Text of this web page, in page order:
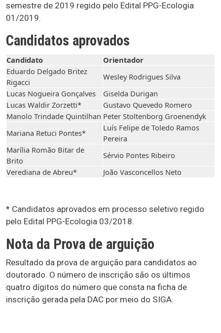
semestre de 2019 regido pelo Edital PPG-Ecologia
01/2019.
Candidatos aprovados
Candidato
Orientador
Eduardo Delgado Britez
Rigacci
Wesley Rodrigues Silva
Lucas Nogueira Gonçalves
Giselda Durigan
Lucas Waldir Zorzetti*
Gustavo Quevedo Romero
Manolo Trindade Quintilhan Peter Stoltenborg Groenendyk
Mariana Retuci Pontes*
Luís Felipe de Toledo Ramos
Pereira
Marília Romão Bitar de
Brito
Sérvio Pontes Ribeiro
Verediana de Abreu*
João Vasconcellos Neto
* Candidatos aprovados em processo seletivo regido
pelo Edital PPG-Ecologia 03/2018.
Nota da Prova de arguição
Resultado da prova de arguição para candidatos ao
doutorado. O número de inscrição são os últimos
quatro dígitos do número que consta na ficha de
inscrição gerada pela DAC por meio do SIGA.